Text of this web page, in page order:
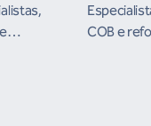
COB e